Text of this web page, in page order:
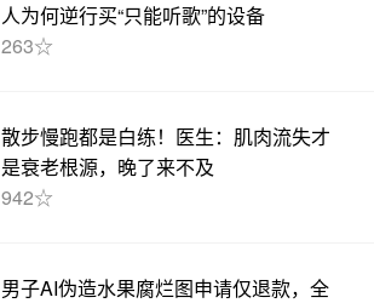
人为何逆行买“只能听歌”的设备
263☆
散步慢跑都是白练！医生：肌肉流失才
是衰老根源，晚了来不及
942☆
男子AI伪造水果腐烂图申请仅退款，全